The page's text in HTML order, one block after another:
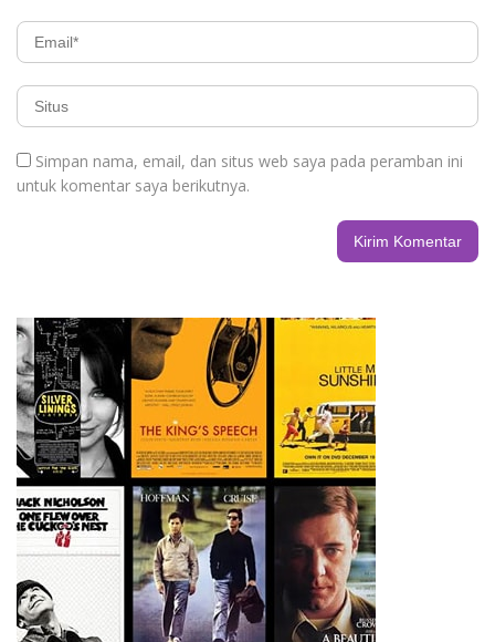
Simpan nama, email, dan situs web saya pada peramban ini
untuk komentar saya berikutnya.